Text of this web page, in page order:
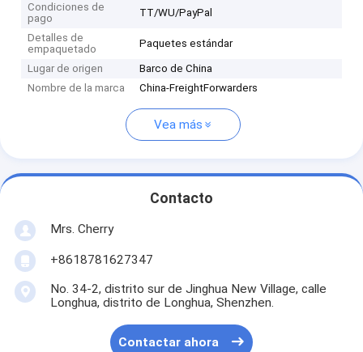
Condiciones de
pago
TT/WU/PayPal
Detalles de
empaquetado
Paquetes estándar
Lugar de origen
Barco de China
Nombre de la marca
China-FreightForwarders
Vea más
Contacto
Mrs. Cherry
+8618781627347
No. 34-2, distrito sur de Jinghua New Village, calle
Longhua, distrito de Longhua, Shenzhen.
Contactar ahora